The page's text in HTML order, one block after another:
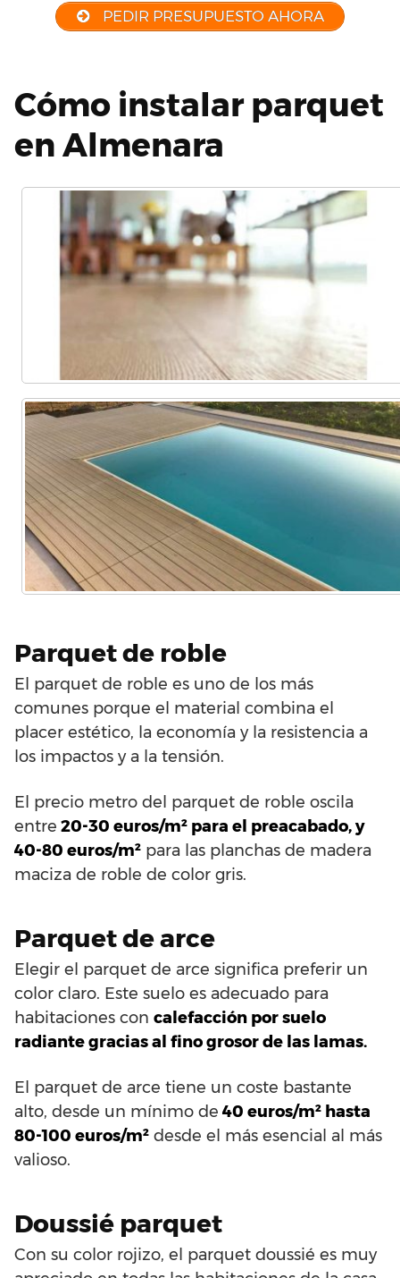
PEDIR PRESUPUESTO AHORA
Cómo instalar parquet
en Almenara
Parquet de roble
El parquet de roble es uno de los más
comunes porque el material combina el
placer estético, la economía y la resistencia a
los impactos y a la tensión.
El precio metro del parquet de roble oscila
entre 20-30 euros/m² para el preacabado, y
40-80 euros/m² para las planchas de madera
maciza de roble de color gris.
Parquet de arce
Elegir el parquet de arce significa preferir un
color claro. Este suelo es adecuado para
habitaciones con calefacción por suelo
radiante gracias al fino grosor de las lamas.
El parquet de arce tiene un coste bastante
alto, desde un mínimo de 40 euros/m² hasta
80-100 euros/m² desde el más esencial al más
valioso.
Doussié parquet
Con su color rojizo, el parquet doussié es muy